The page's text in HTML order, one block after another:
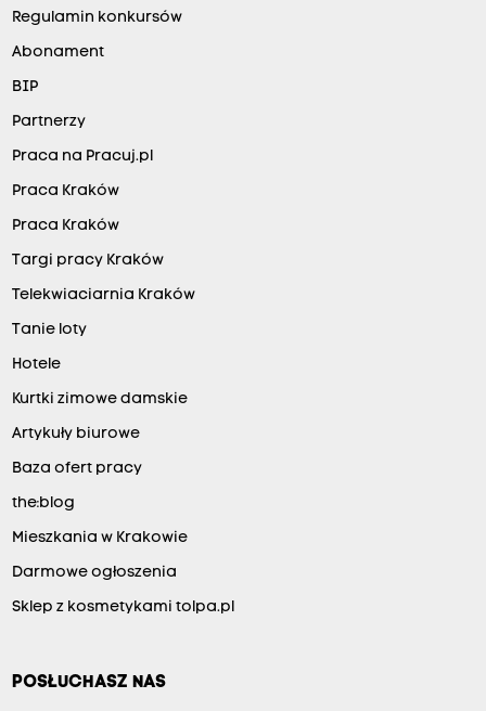
Regulamin konkursów
Abonament
BIP
Partnerzy
Praca na Pracuj.pl
Praca Kraków
Praca Kraków
Targi pracy Kraków
Telekwiaciarnia Kraków
Tanie loty
Hotele
Kurtki zimowe damskie
Artykuły biurowe
Baza ofert pracy
the:blog
Mieszkania w Krakowie
Darmowe ogłoszenia
Sklep z kosmetykami tolpa.pl
POSŁUCHASZ NAS